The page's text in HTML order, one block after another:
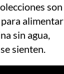
son
alimentar
sin agua,
sienten.